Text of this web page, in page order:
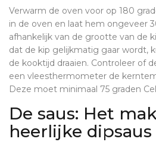
Verwarm de oven voor op 180
in de oven en laat hem ongeveer
afhankelijk van de grootte van de
dat de kip gelijkmatig gaar wordt,
de kooktijd draaien. Controleer of
een vleesthermometer de
Deze moet minimaal 75 graden
De saus: Het
heerlijke dipsaus